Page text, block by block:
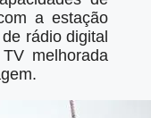
a estação
rádio digital
melhorada